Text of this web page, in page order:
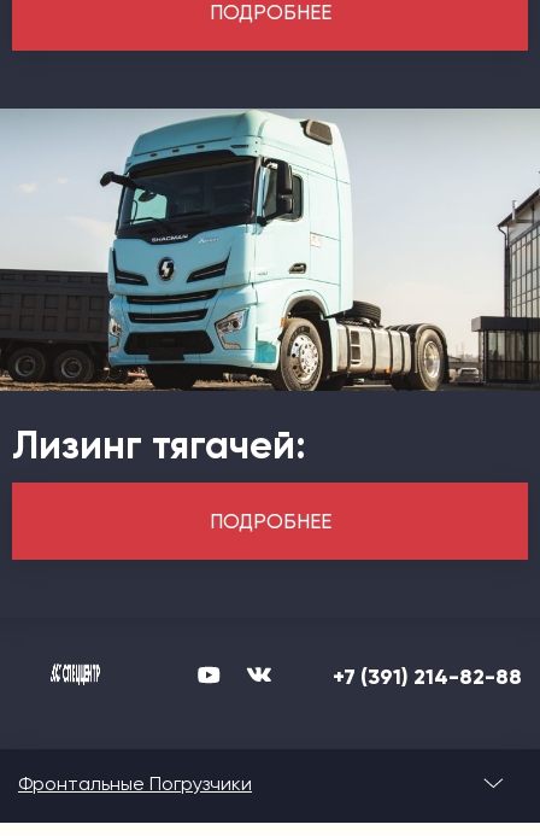
ПОДРОБНЕЕ
Лизинг тягачей:
ПОДРОБНЕЕ
+7 (391) 214-82-88
Фронтальные Погрузчики